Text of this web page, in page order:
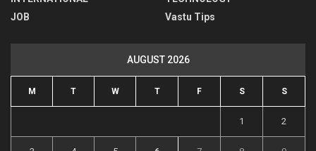
JOB
Vastu Tips
AUGUST 2026
M T W T F S S
1 2